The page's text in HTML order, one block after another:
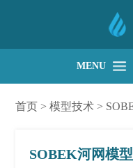
MENU
首页 >模型技术 >
SOBEK河网模型